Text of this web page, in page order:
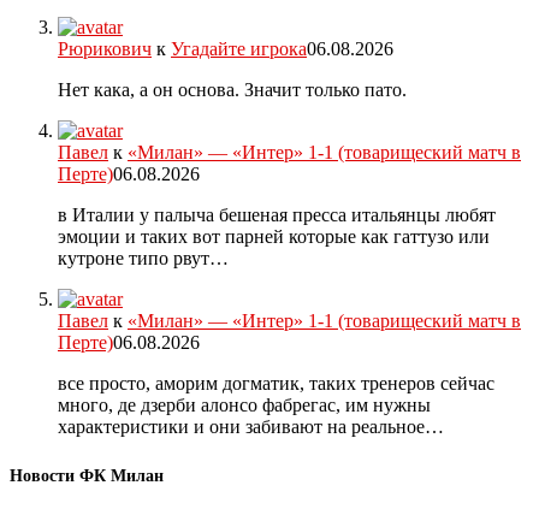
Рюрикович к Угадайте игрока06.08.2026
Нет кака, а он основа. Значит только пато.
Павел к «Милан» — «Интер» 1-1 (товарищеский матч в
Перте)06.08.2026
в Италии у палыча бешеная пресса итальянцы любят
эмоции и таких вот парней которые как гаттузо или
кутроне типо рвут…
Павел к «Милан» — «Интер» 1-1 (товарищеский матч в
Перте)06.08.2026
все просто, аморим догматик, таких тренеров сейчас
много, де дзерби алонсо фабрегас, им нужны
характеристики и они забивают на реальное…
Новости ФК Милан